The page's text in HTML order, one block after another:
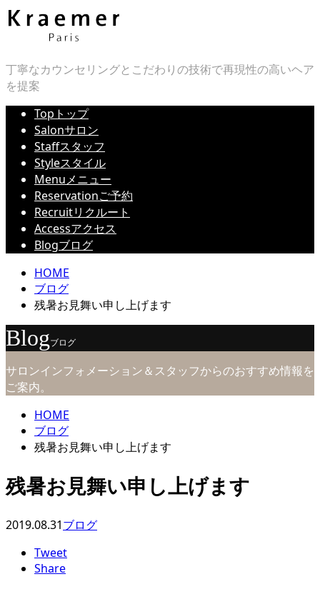
丁寧なカウンセリングとこだわりの技術で再現性の高いヘア
を提案
Top トップ
Salonサロン
Staffスタッフ
Styleスタイル
Menuメニュー
Reservationご予約
Recruitリクルート
Accessアクセス
Blogブログ
HOME
ブログ
残暑お見舞い申し上げます
Blogブログ
サロンインフォメーション＆スタッフからのおすすめ情報を
ご案内。
HOME
ブログ
残暑お見舞い申し上げます
残暑お見舞い申し上げます
2019.08.31ブログ
Tweet
Share